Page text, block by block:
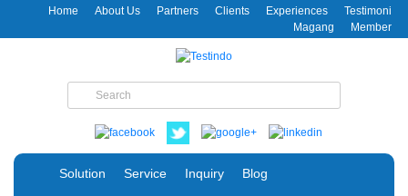
Home About Us Partners Clients Experiences
Testimoni
Magang
Member
Solution Service Inquiry Blog